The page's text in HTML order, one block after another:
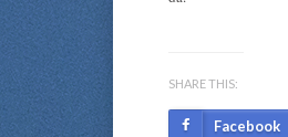
SHARE THIS:
Facebook